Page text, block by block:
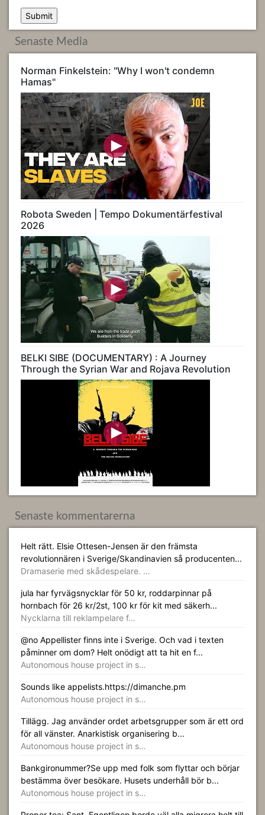
Senaste Media
Norman Finkelstein: "Why I won't condemn
Hamas"
Robota Sweden | Tempo Dokumentärfestival
2026
BELKI SIBE (DOCUMENTARY) : A Journey
Through the Syrian War and Rojava Revolution
Senaste kommentarerna
Helt rätt. Elsie Ottesen-Jensen är den främsta
revolutionnären i Sverige/Skandinavien så producenten...
Dramaserie med skådespelare. …
jula har fyrvägsnycklar för 50 kr, roddarpinnar på
hornbach för 26 kr/2st, 100 kr för kit med säkerh...
Nycklarna till reklampelare f…
@no Appellister finns inte i Sverige. Och vad i texten
påminner om dom? Helt onödigt att ta hit en f...
Autonomous house project in s…
Sounds like appelists.https://dimanche.pm
Autonomous house project in s…
Tillägg. Jag använder ordet arbetsgrupper som är ett ord
för all vänster. Anarkistisk organisering b...
Autonomous house project in s…
Bankgironummer?Se upp med folk som flyttar och börjar
bestämma över besökare. Husets underhåll bör b...
Autonomous house project in s…